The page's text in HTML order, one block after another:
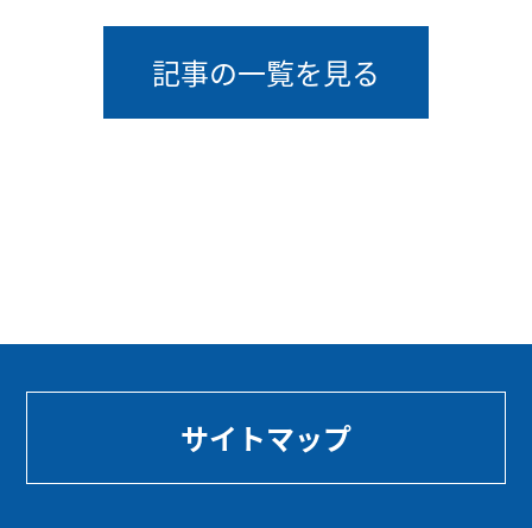
記事の一覧を見る
サイトマップ